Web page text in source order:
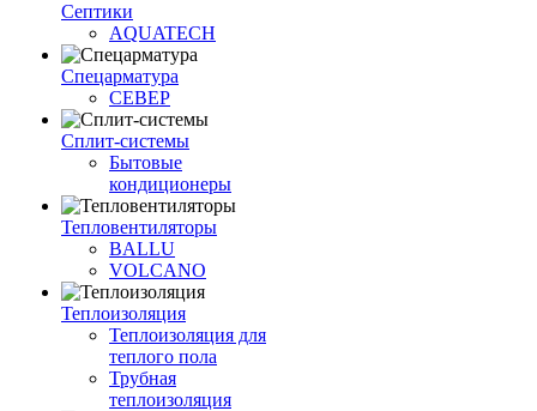
Септики
AQUATECH
Спецарматура
СЕВЕР
Сплит-системы
Бытовые
кондиционеры
Тепловентиляторы
BALLU
VOLCANO
Теплоизоляция
Теплоизоляция для
теплого пола
Трубная
теплоизоляция